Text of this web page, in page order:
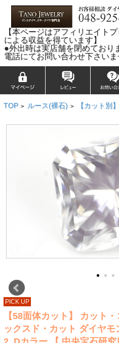
【本ページはアフィリエイト
による収益を得ています】
●外出時は実店舗を閉めており
電話にてお問い合わせ下さいま
TOP > ルース(裸石) > 【カット別
PICK UP
【58面体カット】 カット
ックスド・カット ダイヤ